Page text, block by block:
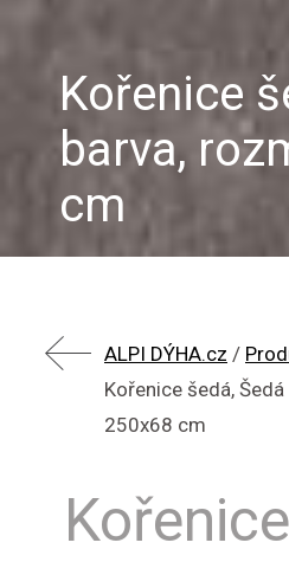
Kořenice
barva,
cm
ALPI DÝHA.cz /
Kořenice šedá,
250x68 cm